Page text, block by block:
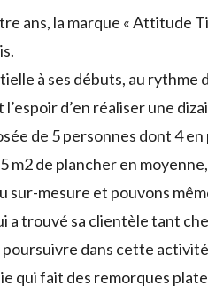
ans, la marque « Attitude
à ses débuts, au rythme
d’en réaliser une
de 5 personnes dont 4
m2 de plancher en
sur-mesure et pouvons
a trouvé sa clientèle tant
dans cette
qui fait des remorques